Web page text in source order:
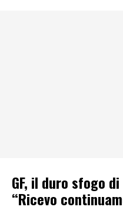
GF, il duro sfogo
“Ricevo